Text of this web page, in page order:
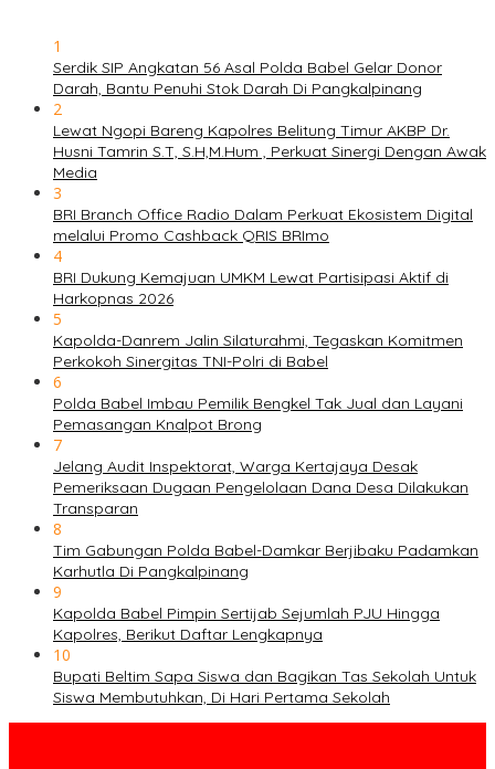
1
Serdik SIP Angkatan 56 Asal Polda Babel Gelar Donor
Darah, Bantu Penuhi Stok Darah Di Pangkalpinang
2
Lewat Ngopi Bareng Kapolres Belitung Timur AKBP Dr.
Husni Tamrin S.T, S.H,M.Hum , Perkuat Sinergi Dengan Awak
Media
3
BRI Branch Office Radio Dalam Perkuat Ekosistem Digital
melalui Promo Cashback QRIS BRImo
4
BRI Dukung Kemajuan UMKM Lewat Partisipasi Aktif di
Harkopnas 2026
5
Kapolda-Danrem Jalin Silaturahmi, Tegaskan Komitmen
Perkokoh Sinergitas TNI-Polri di Babel
6
Polda Babel Imbau Pemilik Bengkel Tak Jual dan Layani
Pemasangan Knalpot Brong
7
Jelang Audit Inspektorat, Warga Kertajaya Desak
Pemeriksaan Dugaan Pengelolaan Dana Desa Dilakukan
Transparan
8
Tim Gabungan Polda Babel-Damkar Berjibaku Padamkan
Karhutla Di Pangkalpinang
9
Kapolda Babel Pimpin Sertijab Sejumlah PJU Hingga
Kapolres, Berikut Daftar Lengkapnya
10
Bupati Beltim Sapa Siswa dan Bagikan Tas Sekolah Untuk
Siswa Membutuhkan, Di Hari Pertama Sekolah